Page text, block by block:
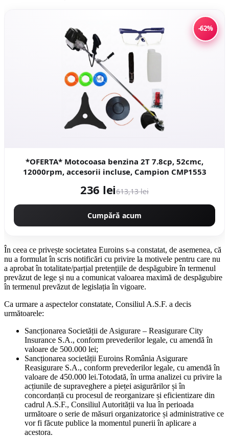
-62%
*OFERTA* Motocoasa benzina 2T 7.8cp, 52cmc,
12000rpm, accesorii incluse, Campion CMP1553
236 lei613,13 lei
Cumpără acum
În ceea ce privește societatea Euroins s-a constatat, de asemenea, că
nu a formulat în scris notificări cu privire la motivele pentru care nu
a aprobat în totalitate/parțial pretențiile de despăgubire în termenul
prevăzut de lege și nu a comunicat valoarea maximă de despăgubire
în termenul prevăzut de legislația în vigoare.
Ca urmare a aspectelor constatate, Consiliul A.S.F. a decis
următoarele:
Sancționarea Societății de Asigurare – Reasigurare City
Insurance S.A., conform prevederilor legale, cu amendă în
valoare de 500.000 lei;
Sancționarea societății Euroins România Asigurare
Reasigurare S.A., conform prevederilor legale, cu amendă în
valoare de 450.000 lei.Totodată, în urma analizei cu privire la
acțiunile de supraveghere a pieței asigurărilor și în
concordanță cu procesul de reorganizare și eficientizare din
cadrul A.S.F., Consiliul Autorității va lua în perioada
următoare o serie de măsuri organizatorice și administrative ce
vor fi făcute publice la momentul punerii în aplicare a
acestora.